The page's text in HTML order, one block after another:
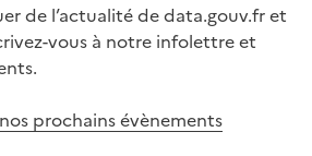
de l’actualité de data.gouv.fr et
vous à notre infolettre et
prochains évènements